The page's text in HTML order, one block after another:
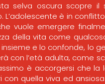
selva oscura scopre
è in
vuole emergere
della vita come
e lo confonde, lo
con l’età adulta, come
è accorgersi che
con quella viva ed